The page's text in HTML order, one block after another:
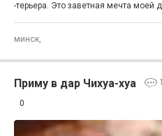
-терьера. Это заветная мечта моей
минск,
Приму в дар Чихуа-хуа 1
0